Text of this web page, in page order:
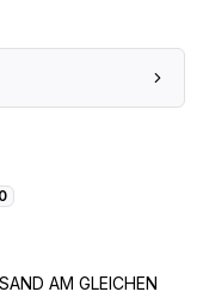
AM GLEICHEN